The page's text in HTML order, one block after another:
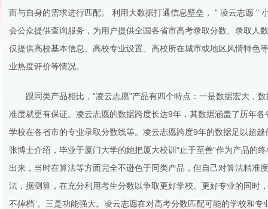
而与自身的需求进行匹配。 利用大数据打通信息壁垒， " 凌云志愿 "
会公众提供查询服务，为用户提供全国各省市高考录取分数、录取人
仅提供高校基本信息、高校专业设置、高校所在城市或地区风情特色
业热度评价等情况。
跟同类产品相比，“凌云志愿”产品有四个特点：一是数据宏大，
准度就更有保证。凌云志愿的数据跨度长达9年，其数据涵盖了历年
学校在各省市的专业录取分数线等。凌云志愿跨度9年的数据足以超
张博士介绍，毕业于厦门大学的她把厦大校训“止于至善”作为产品的
出来，当时在算法等方面完全不逊色于同类产品，但自己对算法精准
法，据测算，在充分利用考生分数以争取更好学校、更好专业的同时
不掉档”。三是功能强大。凌云志愿在对高考分数匹配可能的学校和